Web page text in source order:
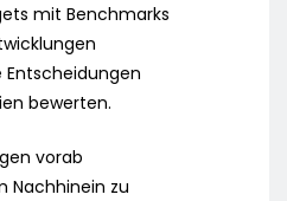
mit Benchmarks
bewerten.
vorab
Nachhinein zu